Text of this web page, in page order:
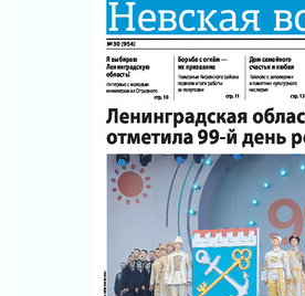
Что делать со сбережениями
04 августа 2026
Награды нашли строителей
03 августа 2026
Ленобласть повышает
труда в ЖКХ
03 августа 2026
Поддержка волонтерских
03 августа 2026
Ладожский мост полностью
03 августа 2026